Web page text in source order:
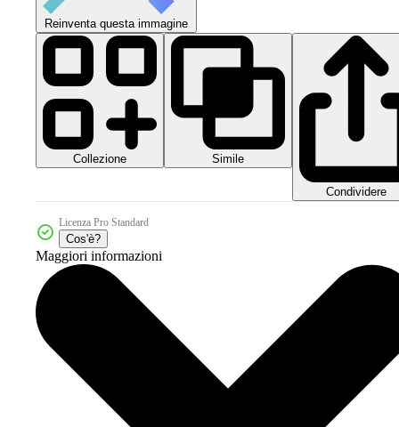
Reinventa questa immagine
Collezione Simile
Condividere
Licenza Pro Standard
Cos'è?
Maggiori informazioni